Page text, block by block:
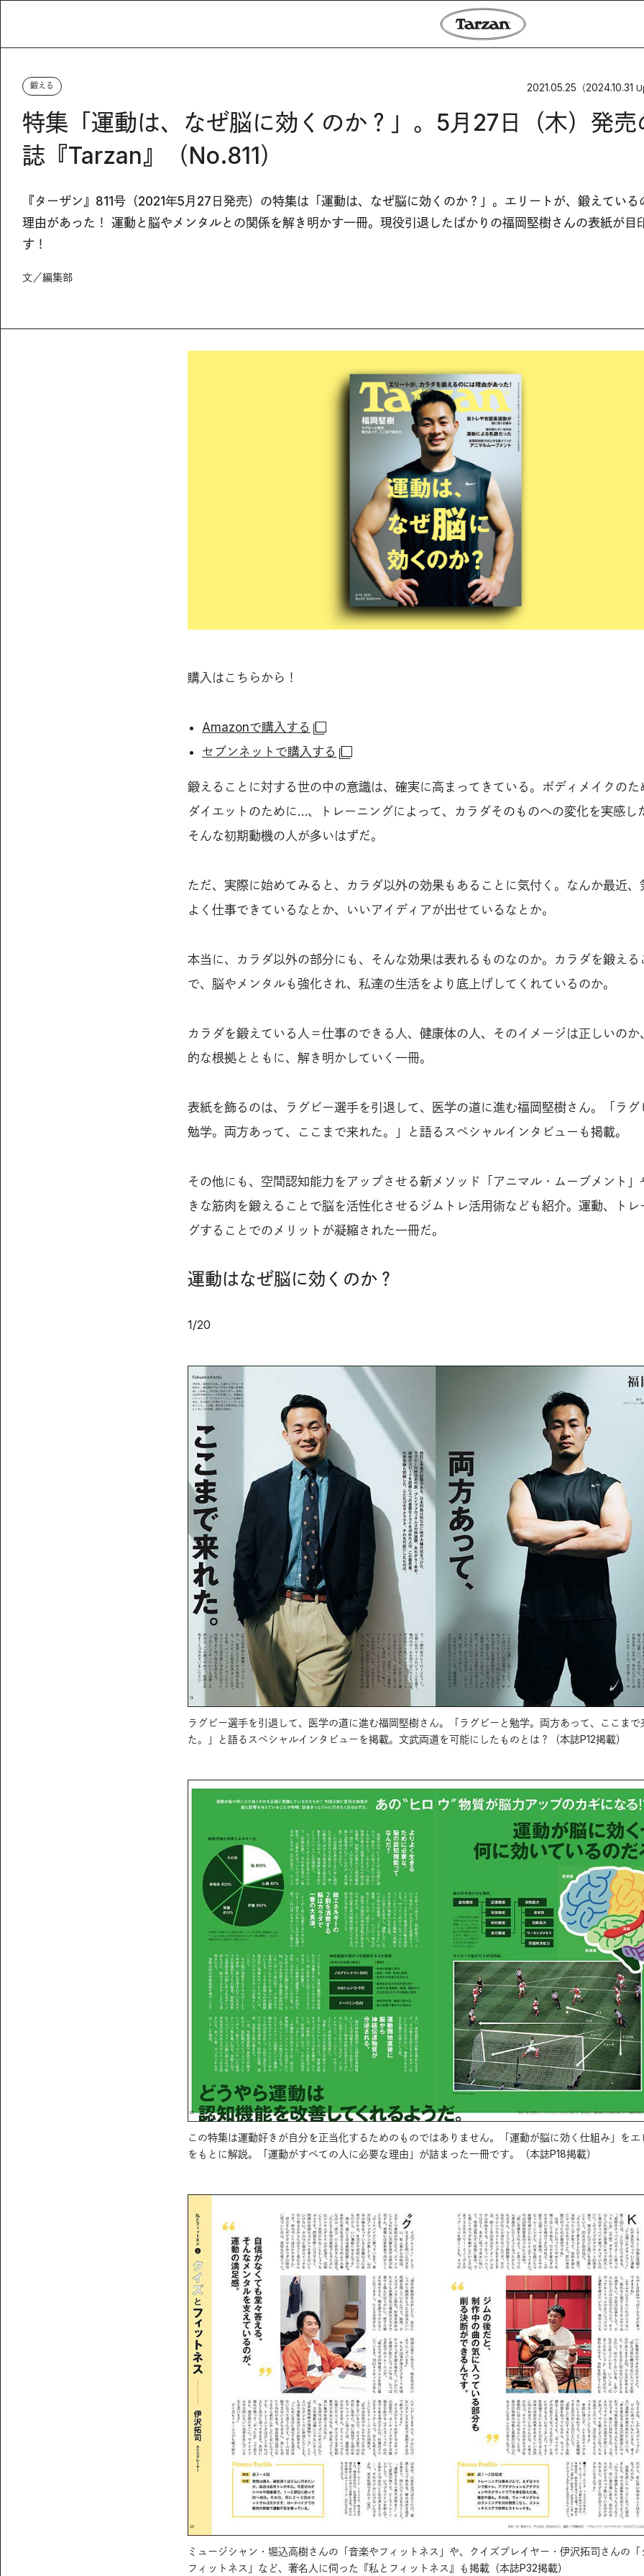
鍛える 2021.05.25 （2024.10.31
特集「運動は、なぜ脳に効くのか？」。5月27日（木）発売
誌『Tarzan』（No.811）
『ターザン』811号（2021年5月27日発売）の特集は「運動は、なぜ脳に効くのか？」。エリートが、鍛えている
理由があった！ 運動と脳やメンタルとの関係を解き明かす一冊。現役引退したばかりの福岡堅樹さんの表紙が目
す！
文／編集部
購入はこちらから！
Amazonで購入する
セブンネットで購入する
鍛えることに対する世の中の意識は、確実に高まってきている。ボディメイクのた
ダイエットのために…、トレーニングによって、カラダそのものへの変化を実感し
そんな初期動機の人が多いはずだ。
ただ、実際に始めてみると、カラダ以外の効果もあることに気付く。なんか最近、
よく仕事できているなとか、いいアイディアが出せているなとか。
本当に、カラダ以外の部分にも、そんな効果は表れるものなのか。カラダを鍛える
で、脳やメンタルも強化され、私達の生活をより底上げしてくれているのか。
カラダを鍛えている人＝仕事のできる人、健康体の人、そのイメージは正しいのか
的な根拠とともに、解き明かしていく一冊。
表紙を飾るのは、ラグビー選手を引退して、医学の道に進む福岡堅樹さん。「ラグ
勉学。両方あって、ここまで来れた。」と語るスペシャルインタビューも掲載。
その他にも、空間認知能力をアップさせる新メソッド「アニマル・ムーブメント」
きな筋肉を鍛えることで脳を活性化させるジムトレ活用術なども紹介。運動、トレ
グすることでのメリットが凝縮された一冊だ。
運動はなぜ脳に効くのか？
1/20
ラグビー選手を引退して、医学の道に進む福岡堅樹さん。「ラグビーと勉学。両方あって、ここまで
た。」と語るスペシャルインタビューを掲載。文武両道を可能にしたものとは？（本誌P12掲載）
この特集は運動好きが自分を正当化するためのものではありません。「運動が脳に効く仕組み」をエ
をもとに解説。「運動がすべての人に必要な理由」が詰まった一冊です。（本誌P18掲載）
ミュージシャン・堀込高樹さんの「音楽やフィットネス」や、クイズプレイヤー・伊沢拓司さんの「
フィットネス」など、著名人に伺った『私とフィットネス』も掲載（本誌P32掲載）